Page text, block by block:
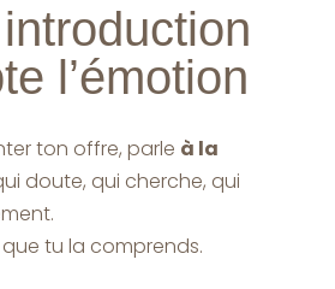
l’émotion
ton offre, parle à la
doute, qui cherche, qui
que tu la comprends.